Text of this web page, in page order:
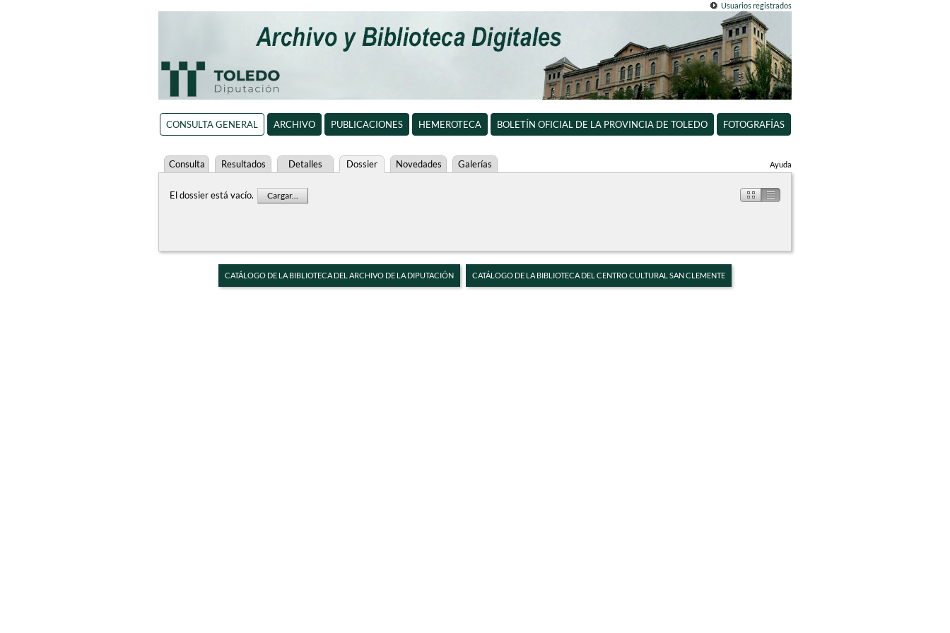
Usuarios registrados
CONSULTA GENERAL ARCHIVO PUBLICACIONES HEMEROTECA BOLETÍN OFICIAL DE LA PROVINCIA DE TOLEDO FOTOGRAFÍAS
Ayuda
Consulta Resultados Detalles Dossier Novedades Galerías
El dossier está vacío. Cargar...
CATÁLOGO DE LA BIBLIOTECA DEL ARCHIVO DE LA DIPUTACIÓN CATÁLOGO DE LA BIBLIOTECA DEL CENTRO CULTURAL SAN CLEMENTE